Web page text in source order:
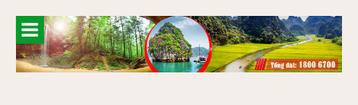
content